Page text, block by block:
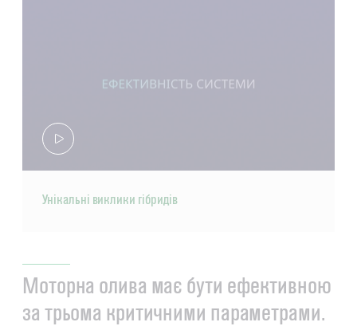
Унікальні виклики гібридів
Моторна олива має бути ефективною
за трьома критичними параметрами.